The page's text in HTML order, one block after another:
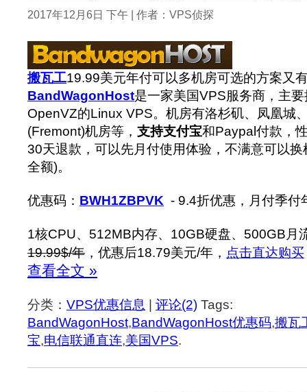
2017年12月6日 下午 | 作者：VPS侦探
搬瓦工19.99美元年付可以多机房可选的方案又
BandWagonHost是一家美国VPS服务商，主
OpenVZ的Linux VPS。机房有洛杉矶、凤凰城
(Fremont)机房等， 支持支付宝和Paypal付款，
30天退款，可以先月付使用体验，不满意可以
全额)。
优惠码： BWH1ZBPVK - 9.4折优惠，月付季付
1核CPU、512MB内存、10GB硬盘、500GB月
19.99$/年 ，优惠后18.79美元/年， 点击直达购买
查看全文 »
分类： VPS优惠信息 | 评论(2) Tags:
BandWagonHost,BandWagonHost优惠码,搬瓦
宝,电信联通直连,美国VPS.